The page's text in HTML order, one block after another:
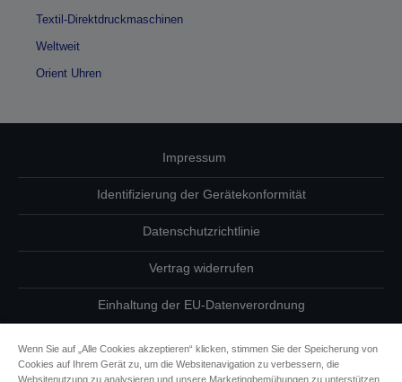
Textil-Direktdruckmaschinen
Weltweit
Orient Uhren
Impressum
Identifizierung der Gerätekonformität
Datenschutzrichtlinie
Vertrag widerrufen
Einhaltung der EU-Datenverordnung
Informationen zu Cookies
Wenn Sie auf „Alle Cookies akzeptieren“ klicken, stimmen Sie der Speicherung von
Cookies auf Ihrem Gerät zu, um die Websitenavigation zu verbessern, die
Websitenutzung zu analysieren und unsere Marketingbemühungen zu unterstützen.